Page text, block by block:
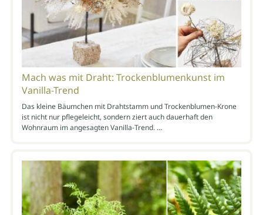
Mach was mit Draht: Trockenblumenkunst im
Vanilla-Trend
Das kleine Bäumchen mit Drahtstamm und Trockenblumen-Krone
ist nicht nur pflegeleicht, sondern ziert auch dauerhaft den
Wohnraum im angesagten Vanilla-Trend. …